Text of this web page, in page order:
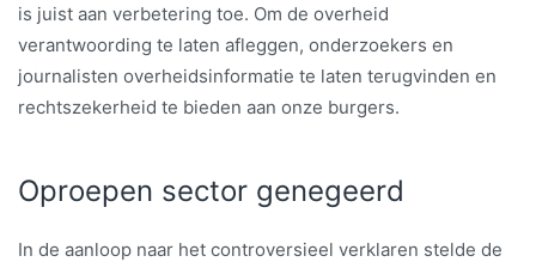
is juist aan verbetering toe. Om de overheid
verantwoording te laten afleggen, onderzoekers en
journalisten overheidsinformatie te laten terugvinden en
rechtszekerheid te bieden aan onze burgers.
Oproepen sector genegeerd
In de aanloop naar het controversieel verklaren stelde de